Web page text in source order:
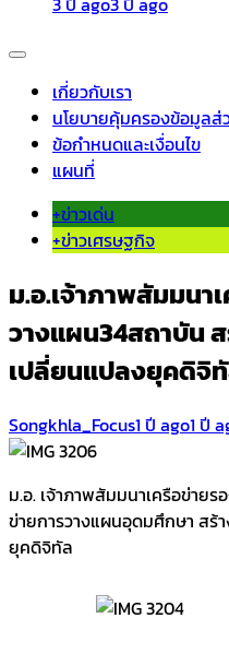
เกี่ยวกับเรา
นโยบายคุ้มครองข้อมูล
ข้อกำหนดและเงื่อนไข
แผนที่
+ข่าวเด่น
+ข่าวเศรษฐกิจ
ม.อ.เจ้าภาพสัมมนา
วางแผน34สถาบัน
เปลี่ยนแปลงยุคดิจิ
Songkhla_Focus1 ปี ago1 ปี
ม.อ. เจ้าภาพสัมมนาเครือข่าย
ข่ายการวางแผนอุดมศึกษา สร้
ยุคดิจิทัล